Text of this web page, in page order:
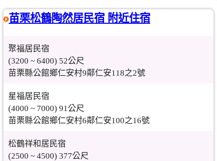
苗栗松鶴陶然居民宿 附近住宿
聚福居民宿
(3200 ~ 6400) 52公尺
苗栗縣公館鄉仁安村9鄰仁安118之2號
星福居民宿
(4000 ~ 7000) 91公尺
苗栗縣公館鄉仁安村6鄰仁安100之16號
松鶴祥和居民宿
(2500 ~ 4500) 377公尺